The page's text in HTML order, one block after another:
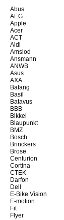
Abus
AEG
Apple
Acer
ACT
Aldi
Amslod
Ansmann
ANWB
Asus
AXA
Bafang
Basil
Batavus
BBB
Bikkel
Blaupunkt
BMZ
Bosch
Brinckers
Brose
Centurion
Cortina
CTEK
Darfon
Dell
E-Bike Vision
E-motion
Fit
Flyer